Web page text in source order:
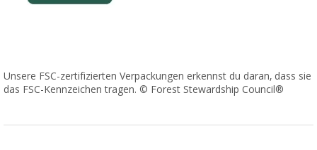
Unsere FSC-zertifizierten Verpackungen erkennst du daran, dass sie
das FSC-Kennzeichen tragen. © Forest Stewardship Council®